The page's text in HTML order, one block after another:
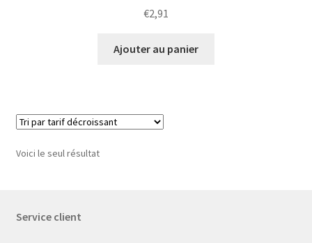
€2,91
Ajouter au panier
Voici le seul résultat
Service client